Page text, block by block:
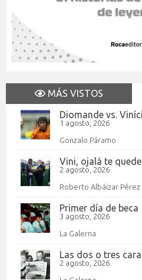
MÁS VISTOS
Diomande vs.
1 agosto, 2026
Gonzalo Páramo
Vini, ojalá te
2 agosto, 2026
Roberto Albáizar Pérez
Primer día de beca
3 agosto, 2026
La Galerna
Las dos o tres
2 agosto, 2026